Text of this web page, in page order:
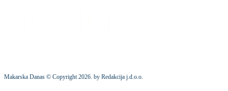
Makarska Danas © Copyright2026. by Redakcija j.d.o.o.